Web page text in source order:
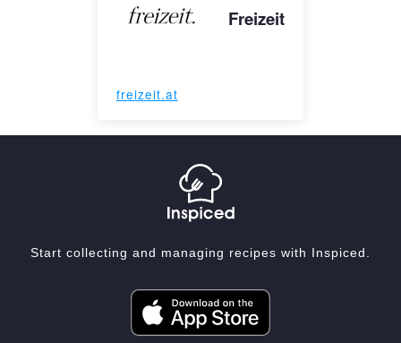
Freizeit
freizeit.at
Start collecting and managing recipes with Inspiced.